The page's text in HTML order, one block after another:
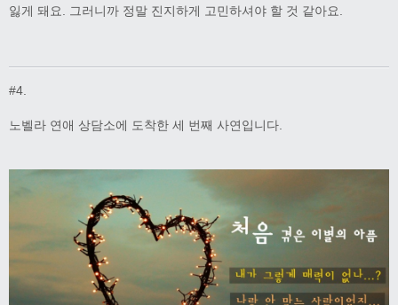
잃게 돼요. 그러니까 정말 진지하게 고민하셔야 할 것 같아요.
#4.
노벨라 연애 상담소에 도착한 세 번째 사연입니다.